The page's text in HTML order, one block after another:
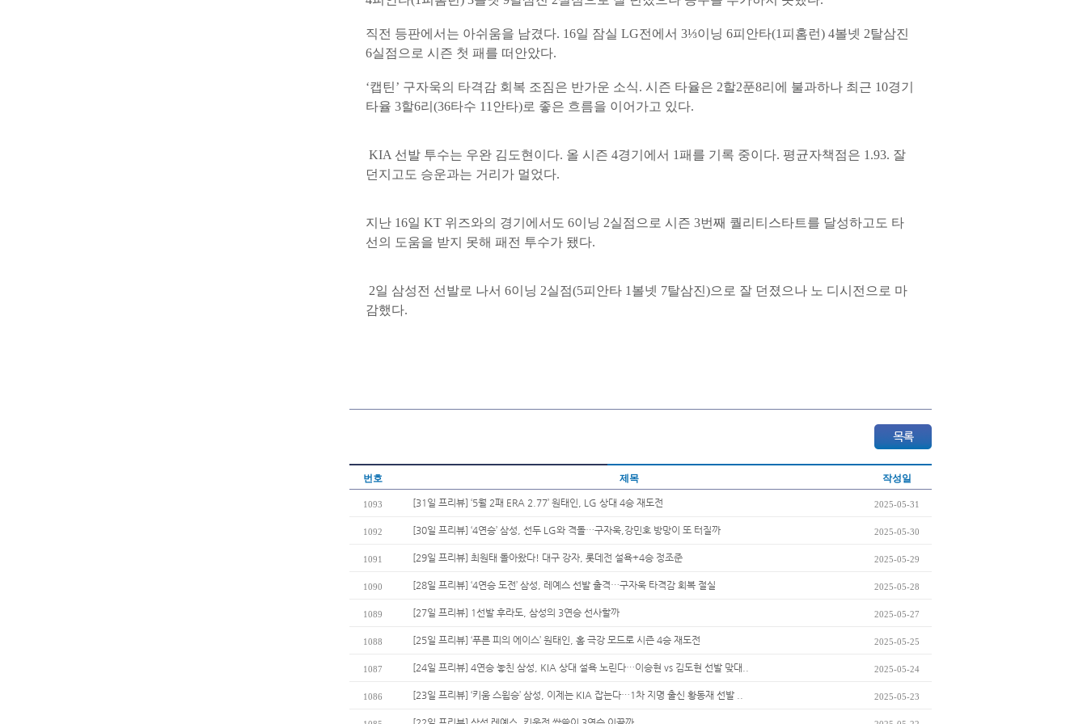
직전 등판에서는 아쉬움을 남겼다. 16일 잠실 LG전에서 3⅓이닝 6피안타(1피홈런) 4볼넷 2탈삼진
6실점으로 시즌 첫 패를 떠안았다.
‘캡틴’ 구자욱의 타격감 회복 조짐은 반가운 소식. 시즌 타율은 2할2푼8리에 불과하나 최근 10경기
타율 3할6리(36타수 11안타)로 좋은 흐름을 이어가고 있다.
KIA 선발 투수는 우완 김도현이다. 올 시즌 4경기에서 1패를 기록 중이다. 평균자책점은 1.93. 잘
던지고도 승운과는 거리가 멀었다.
지난 16일 KT 위즈와의 경기에서도 6이닝 2실점으로 시즌 3번째 퀄리티스타트를 달성하고도 타
선의 도움을 받지 못해 패전 투수가 됐다.
2일 삼성전 선발로 나서 6이닝 2실점(5피안타 1볼넷 7탈삼진)으로 잘 던졌으나 노 디시전으로 마
감했다.
번호 제목 작성일
1093 [31일 프리뷰] ‘5월 2패 ERA 2.77’ 원태인, LG 상대 4승 재도전 2025-05-31
1092 [30일 프리뷰] ‘4연승’ 삼성, 선두 LG와 격돌…구자욱,강민호 방망이 또 터질까 2025-05-30
1091 [29일 프리뷰] 최원태 돌아왔다! 대구 강자, 롯데전 설욕+4승 정조준 2025-05-29
1090 [28일 프리뷰] ‘4연승 도전’ 삼성, 레예스 선발 출격…구자욱 타격감 회복 절실 2025-05-28
1089 [27일 프리뷰] 1선발 후라도, 삼성의 3연승 선사할까 2025-05-27
1088 [25일 프리뷰] ‘푸른 피의 에이스’ 원태인, 홈 극강 모드로 시즌 4승 재도전 2025-05-25
1087 [24일 프리뷰] 4연승 놓친 삼성, KIA 상대 설욕 노린다…이승현 vs 김도현 선발 맞대.. 2025-05-24
1086 [23일 프리뷰] ‘키움 스윕승’ 삼성, 이제는 KIA 잡는다…1차 지명 출신 황동재 선발 .. 2025-05-23